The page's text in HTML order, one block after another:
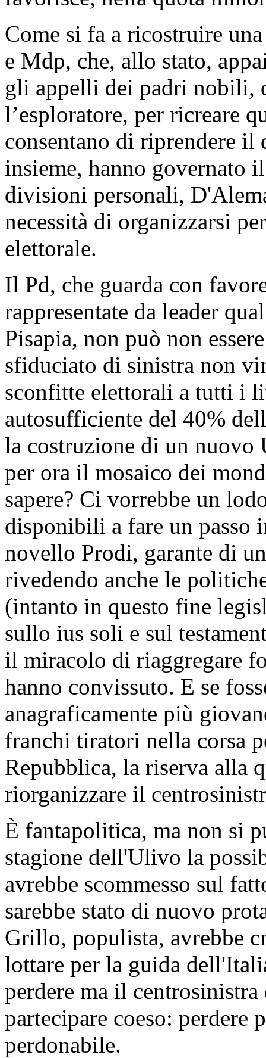
Come si fa a ricostruire
e Mdp, che, allo stato,
gli appelli dei padri nobili,
l’esploratore, per ricreare
consentano di riprendere
insieme, hanno governato
divisioni personali,
necessità di organizzarsi
elettorale.
Il Pd, che guarda con
rappresentate da leader
Pisapia, non può non
sfiduciato di sinistra non
sconfitte elettorali a tutti i
autosufficiente del 40%
la costruzione di un nuovo
per ora il mosaico dei
sapere? Ci vorrebbe un
disponibili a fare un passo
novello Prodi, garante di
rivedendo anche le
(intanto in questo fine
sullo ius soli e sul
il miracolo di riaggregare
hanno convissuto. E se
anagraficamente più
franchi tiratori nella corsa
Repubblica, la riserva alla
riorganizzare il
È fantapolitica, ma non si
stagione dell'Ulivo la
avrebbe scommesso sul
sarebbe stato di nuovo
Grillo, populista, avrebbe
lottare per la guida
perdere ma il
partecipare coeso: perdere
perdonabile.